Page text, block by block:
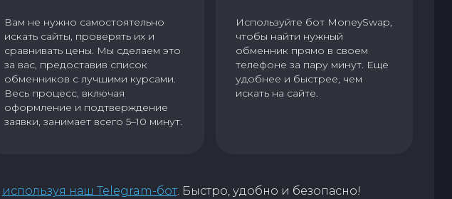
Вам не нужно самостоятельно
искать сайты, проверять их и
сравнивать цены. Мы сделаем это
за вас, предоставив список
обменников с лучшими курсами.
Весь процесс, включая
оформление и подтверждение
заявки, занимает всего 5–10 минут.
Используйте бот MoneySwap,
чтобы найти нужный
обменник прямо в своем
телефоне за пару минут. Еще
удобнее и быстрее, чем
искать на сайте.
используя наш Telegram-бот. Быстро, удобно и безопасно!